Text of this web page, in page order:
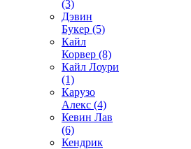
(3)
Дэвин
Букер (5)
Кайл
Корвер (8)
Кайл Лоури
(1)
Карузо
Алекс (4)
Кевин Лав
(6)
Кендрик